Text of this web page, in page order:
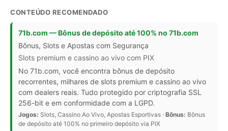
CONTEÚDO RECOMENDADO
71b.com — Bônus de depósito até 100% no 71b.com
Bônus, Slots e Apostas com Segurança
Slots premium e cassino ao vivo com PIX
No 71b.com, você encontra bônus de depósito
recorrentes, milhares de slots premium e cassino ao vivo
com dealers reais. Tudo protegido por criptografia SSL
256-bit e em conformidade com a LGPD.
Jogos: Slots, Cassino Ao Vivo, Apostas Esportivas · Bônus: Bônus
de depósito até 100% no primeiro depósito via PIX